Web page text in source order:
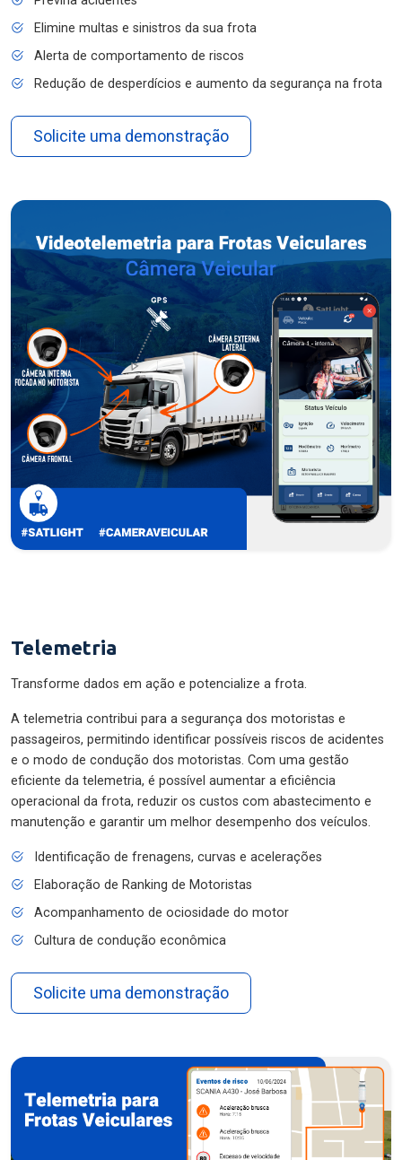
Elimine multas e sinistros da sua frota
Alerta de comportamento de riscos
Redução de desperdícios e aumento da segurança na frota
Solicite uma demonstração
Telemetria
Transforme dados em ação e potencialize a frota.
A telemetria contribui para a segurança dos motoristas e
passageiros, permitindo identificar possíveis riscos de acidentes
e o modo de condução dos motoristas. Com uma gestão
eficiente da telemetria, é possível aumentar a eficiência
operacional da frota, reduzir os custos com abastecimento e
manutenção e garantir um melhor desempenho dos veículos.
Identificação de frenagens, curvas e acelerações
Elaboração de Ranking de Motoristas
Acompanhamento de ociosidade do motor
Cultura de condução econômica
Solicite uma demonstração